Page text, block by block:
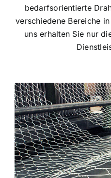
bedarfsorientierte
verschiedene Bereiche
uns erhalten Sie nur